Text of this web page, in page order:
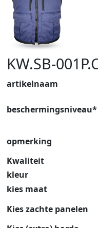
KW.SB-
artikelnaam
beschermingsniveau*
opmerking
Kwaliteit
kleur
kies maat
Kies zachte panelen